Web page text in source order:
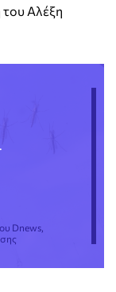
του Αλέξη
Dnews,